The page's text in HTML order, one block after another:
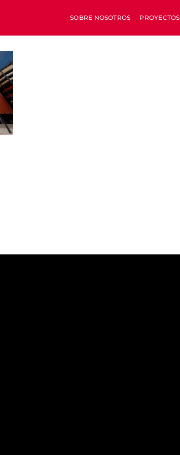
SOBRE NOSOTROS PROYECTOS